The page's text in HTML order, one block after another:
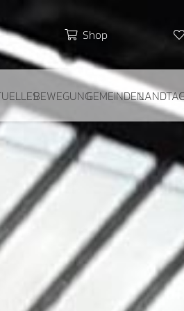
Shop
BEWEGUNGGEMEINDEN